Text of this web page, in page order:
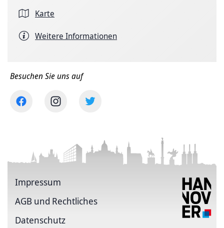
Karte
Weitere Informationen
Besuchen Sie uns auf
Impressum
AGB und Rechtliches
Datenschutz